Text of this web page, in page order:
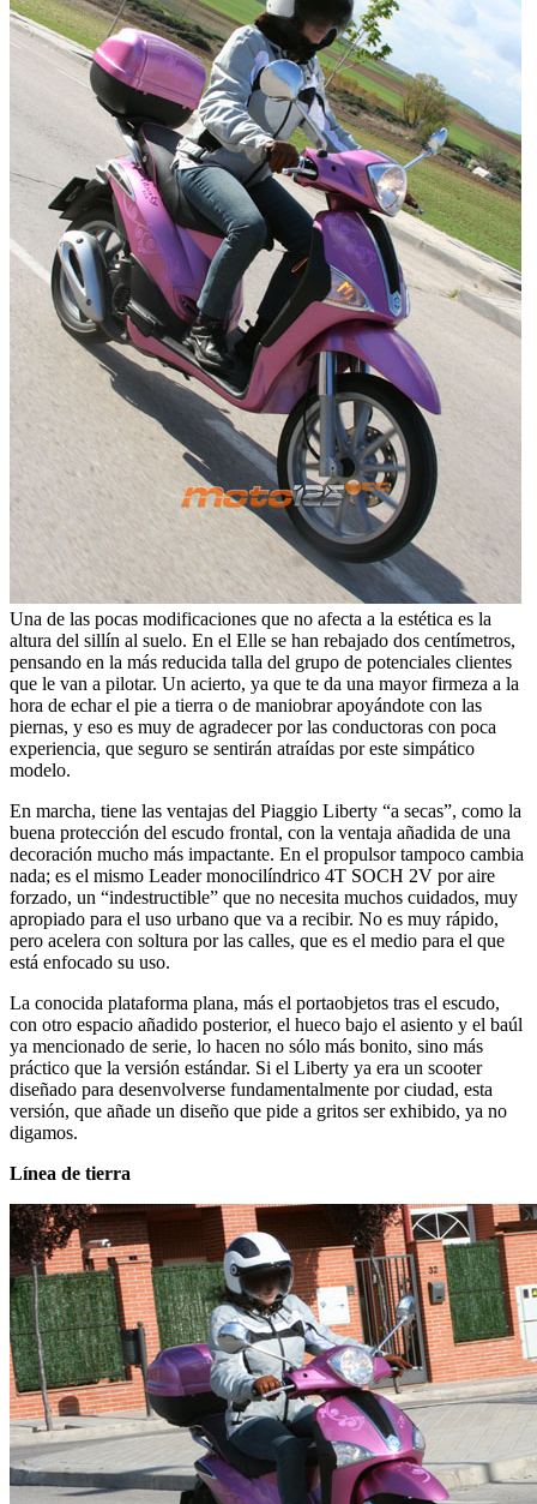
Una de las pocas modificaciones que no afecta a la estética es la
altura del sillín al suelo. En el Elle se han rebajado dos centímetros,
pensando en la más reducida talla del grupo de potenciales clientes
que le van a pilotar. Un acierto, ya que te da una mayor firmeza a la
hora de echar el pie a tierra o de maniobrar apoyándote con las
piernas, y eso es muy de agradecer por las conductoras con poca
experiencia, que seguro se sentirán atraídas por este simpático
modelo.
En marcha, tiene las ventajas del Piaggio Liberty “a secas”, como la
buena protección del escudo frontal, con la ventaja añadida de una
decoración mucho más impactante. En el propulsor tampoco cambia
nada; es el mismo Leader monocilíndrico 4T SOCH 2V por aire
forzado, un “indestructible” que no necesita muchos cuidados, muy
apropiado para el uso urbano que va a recibir. No es muy rápido,
pero acelera con soltura por las calles, que es el medio para el que
está enfocado su uso.
La conocida plataforma plana, más el portaobjetos tras el escudo,
con otro espacio añadido posterior, el hueco bajo el asiento y el baúl
ya mencionado de serie, lo hacen no sólo más bonito, sino más
práctico que la versión estándar. Si el Liberty ya era un scooter
diseñado para desenvolverse fundamentalmente por ciudad, esta
versión, que añade un diseño que pide a gritos ser exhibido, ya no
digamos.
Línea de tierra